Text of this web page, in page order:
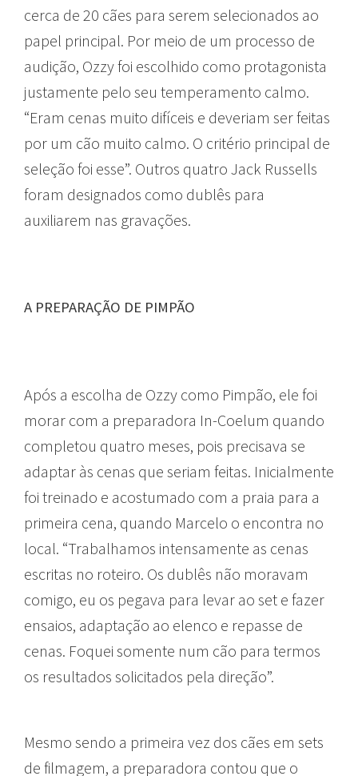
cerca de 20 cães para serem selecionados ao
papel principal. Por meio de um processo de
audição, Ozzy foi escolhido como protagonista
justamente pelo seu temperamento calmo.
“Eram cenas muito difíceis e deveriam ser feitas
por um cão muito calmo. O critério principal de
seleção foi esse”. Outros quatro Jack Russells
foram designados como dublês para
auxiliarem nas gravações.
A PREPARAÇÃO DE PIMPÃO
Após a escolha de Ozzy como Pimpão, ele foi
morar com a preparadora In-Coelum quando
completou quatro meses, pois precisava se
adaptar às cenas que seriam feitas. Inicialmente
foi treinado e acostumado com a praia para a
primeira cena, quando Marcelo o encontra no
local. “Trabalhamos intensamente as cenas
escritas no roteiro. Os dublês não moravam
comigo, eu os pegava para levar ao set e fazer
ensaios, adaptação ao elenco e repasse de
cenas. Foquei somente num cão para termos
os resultados solicitados pela direção”.
Mesmo sendo a primeira vez dos cães em sets
de filmagem, a preparadora contou que o